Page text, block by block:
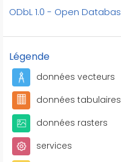
ODbL 1.0 - Open
Légende
données vecteurs
données tabulaires
données rasters
services